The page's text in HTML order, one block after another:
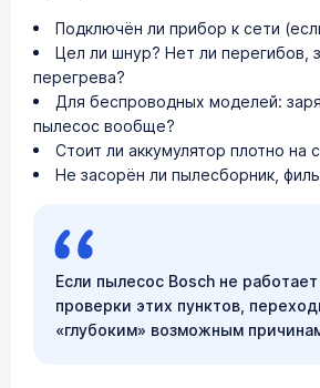
Подключён ли прибор к сети
Цел ли шнур? Нет ли перегибов,
перегрева?
Для беспроводных моделей:
пылесос вообще?
Стоит ли аккумулятор плотно на
Не засорён ли пылесборник,
Если пылесос Bosch не
проверки этих пунктов,
«глубоким» возможным